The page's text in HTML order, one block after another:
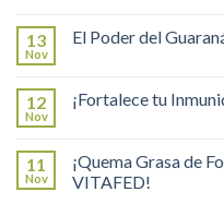
13
Nov
El Poder del
12
Nov
¡Fortalece tu
11
Nov
¡Quema Grasa de
VITAFED!